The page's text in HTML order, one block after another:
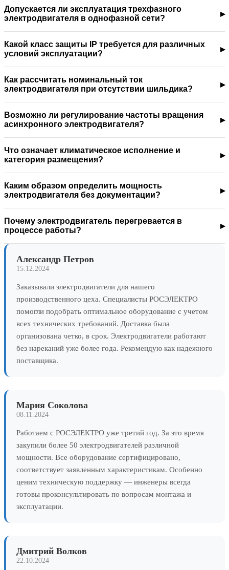
Допускается ли эксплуатация трехфазного
электродвигателя в однофазной сети?
Какой класс защиты IP требуется для различных
условий эксплуатации?
Как рассчитать номинальный ток
электродвигателя при отсутствии шильдика?
Возможно ли регулирование частоты вращения
асинхронного электродвигателя?
Что означает климатическое исполнение и
категория размещения?
Каким образом определить мощность
электродвигателя без документации?
Почему электродвигатель перегревается в
процессе работы?
Александр Петров
15.12.2024
Заказывали электродвигатели для нашего
производственного цеха. Специалисты РОСЭЛЕКТРО
помогли подобрать оптимальное оборудование с учетом
всех технических требований. Доставка была
организована четко, в срок. Электродвигатели работают
без нареканий уже более года. Рекомендую как надежного
поставщика.
Мария Соколова
08.11.2024
Работаем с РОСЭЛЕКТРО уже третий год. За это время
закупили более 50 электродвигателей различной
мощности. Все оборудование сертифицировано,
соответствует заявленным характеристикам. Особенно
ценим техническую поддержку — инженеры всегда
готовы проконсультировать по вопросам монтажа и
эксплуатации.
Дмитрий Волков
22.10.2024